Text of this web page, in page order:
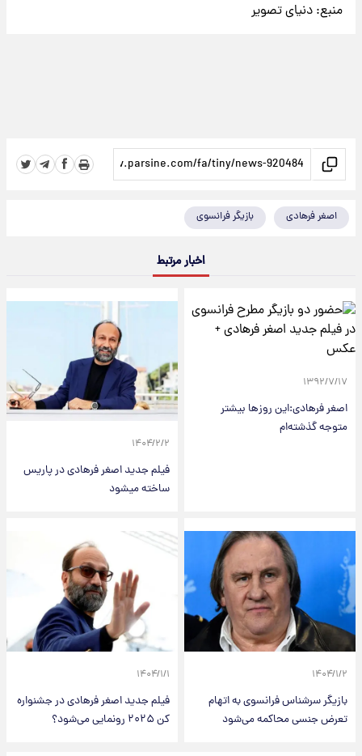
منبع: دنیای تصویر
اصغر فرهادی بازیگر فرانسوی
اخبار مرتبط
۱۳۹۲/۷/۱۷
اصغر فرهادی:اين روزها بيشتر
متوجه گذشته‌ام
۱۴۰۴/۲/۲
فیلم جدید اصغر فرهادی در پاریس
ساخته میشود
۱۴۰۴/۱/۲
بازیگر سرشناس فرانسوی به اتهام
تعرض جنسی محاکمه می‌شود
۱۴۰۴/۱/۱
فیلم جدید اصغر فرهادی در جشنواره
کن ۲۰۲۵ رونمایی می‌شود؟